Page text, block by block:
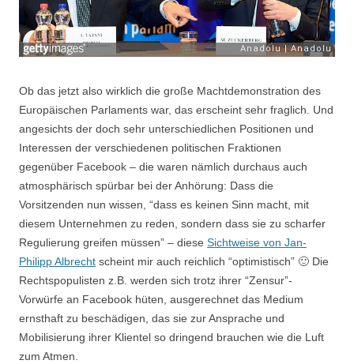
Ob das jetzt also wirklich die große Machtdemonstration des
Europäischen Parlaments war, das erscheint sehr fraglich. Und
angesichts der doch sehr unterschiedlichen Positionen und
Interessen der verschiedenen politischen Fraktionen
gegenüber Facebook – die waren nämlich durchaus auch
atmosphärisch spürbar bei der Anhörung: Dass die
Vorsitzenden nun wissen, “dass es keinen Sinn macht, mit
diesem Unternehmen zu reden, sondern dass sie zu scharfer
Regulierung greifen müssen” – diese Sichtweise von Jan-
Philipp Albrecht scheint mir auch reichlich “optimistisch” 🙂 Die
Rechtspopulisten z.B. werden sich trotz ihrer “Zensur”-
Vorwürfe an Facebook hüten, ausgerechnet das Medium
ernsthaft zu beschädigen, das sie zur Ansprache und
Mobilisierung ihrer Klientel so dringend brauchen wie die Luft
zum Atmen.